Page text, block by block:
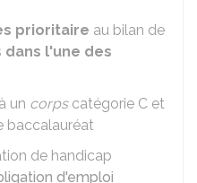
prioritaire au bilan de
dans l'une des
un corpscatégorie C et
baccalauréat
de handicap
d'emploi